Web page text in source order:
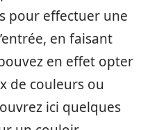
pour effectuer une
en faisant
en effet opter
de couleurs ou
ici quelques